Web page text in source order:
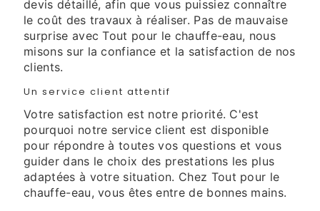
devis détaillé, afin que vous puissiez connaître
le coût des travaux à réaliser. Pas de mauvaise
surprise avec Tout pour le chauffe-eau, nous
misons sur la confiance et la satisfaction de nos
clients.
Un service client attentif
Votre satisfaction est notre priorité. C'est
pourquoi notre service client est disponible
pour répondre à toutes vos questions et vous
guider dans le choix des prestations les plus
adaptées à votre situation. Chez Tout pour le
chauffe-eau, vous êtes entre de bonnes mains.